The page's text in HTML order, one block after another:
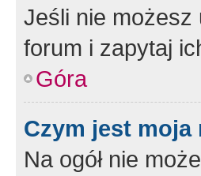
Jeśli nie możesz
forum i zapytaj
Góra
Czym jest moja
Na ogół nie